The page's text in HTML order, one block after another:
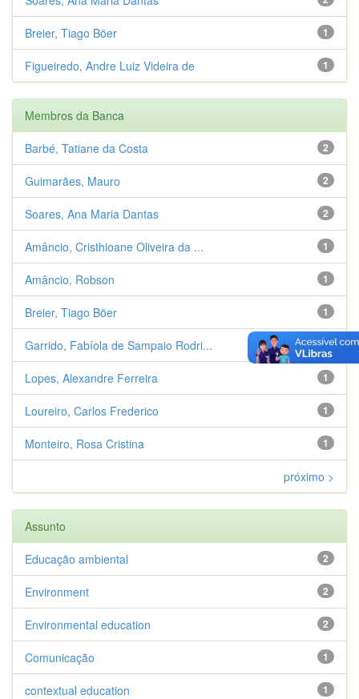
1
Breier, Tiago Böer
1
Figueiredo, Andre Luiz Videira de
Membros da Banca
2
Barbé, Tatiane da Costa
2
Guimarães, Mauro
2
Soares, Ana Maria Dantas
1
Amâncio, Cristhioane Oliveira da ...
1
Amâncio, Robson
1
Breier, Tiago Böer
1
Garrido, Fabíola de Sampaio Rodri...
1
Lopes, Alexandre Ferreira
1
Loureiro, Carlos Frederico
1
Monteiro, Rosa Cristina
próximo >
Assunto
2
Educação ambiental
2
Environment
2
Environmental education
1
Comunicação
1
contextual education